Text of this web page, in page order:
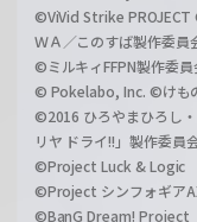
©ViVid Strike PROJECT
ＷＡ／このすば製作委員
©ミルキィFFPN製作委員
© Pokelabo, Inc. ©けも
©2016 ひろやまひろし
リヤ ドライ!!」製作委員
©Project Luck & Logic
©Project シンフォギア
©BanG Dream! Project